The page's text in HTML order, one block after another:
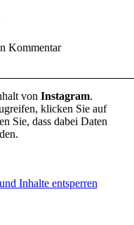
Kommentar
von Instagram.
klicken Sie auf
Sie, dass dabei Daten
Inhalte entsperren